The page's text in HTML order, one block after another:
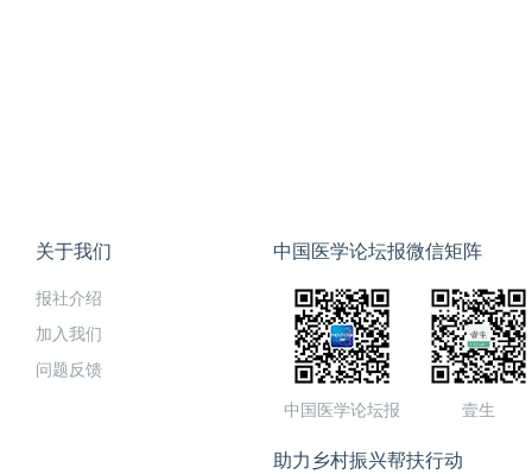
关于我们
报社介绍
加入我们
问题反馈
中国医学论坛报微信矩阵
中国医学论坛报 壹生
助力乡村振兴帮扶行动